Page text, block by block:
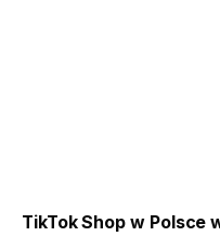
TikTok Shop w